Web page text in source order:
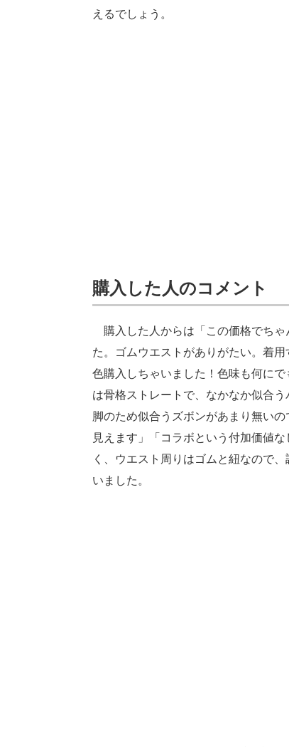
えるでしょう。
購入した人のコメント
購入した人からは「この価格でちゃ
た。ゴムウエストがありがたい。着
色購入しちゃいました！色味も何に
は骨格ストレートで、なかなか似合
脚のため似合うズボンがあまり無い
見えます」「コラボという付加価値
く、ウエスト周りはゴムと紐なので
いました。